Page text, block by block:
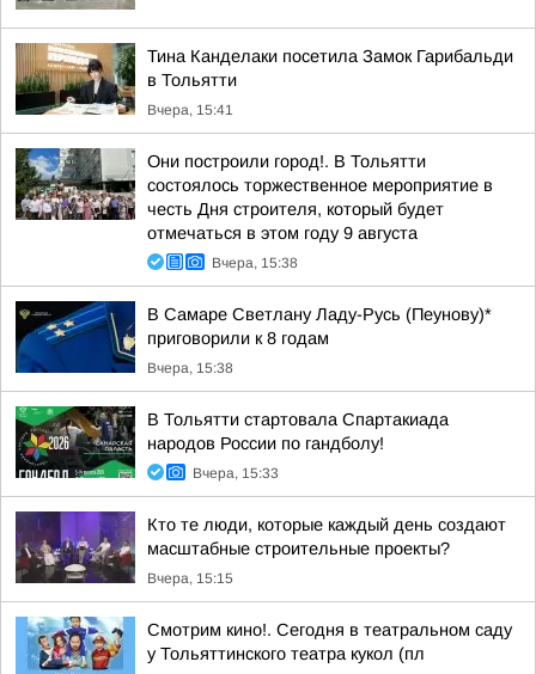
Тина Канделаки посетила Замок Гарибальди
в Тольятти
Вчера, 15:41
Они построили город!. В Тольятти
состоялось торжественное мероприятие в
честь Дня строителя, который будет
отмечаться в этом году 9 августа
Вчера, 15:38
В Самаре Светлану Ладу-Русь (Пеунову)*
приговорили к 8 годам
Вчера, 15:38
В Тольятти стартовала Спартакиада
народов России по гандболу!
Вчера, 15:33
Кто те люди, которые каждый день создают
масштабные строительные проекты?
Вчера, 15:15
Смотрим кино!. Сегодня в театральном саду
у Тольяттинского театра кукол (пл